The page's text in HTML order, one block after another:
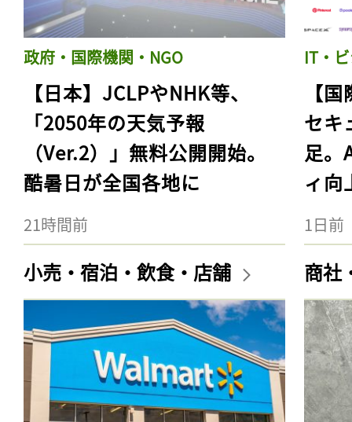
政府・国際機関・NGO
【日本】JCLPやNHK等、
「2050年の天気予報
（Ver.2）」無料公開開始。
酷暑日が全国各地に
21時間前
IT・
【
セキ
足。
ィ向
1日前
小売・宿泊・飲食・店舗 商社